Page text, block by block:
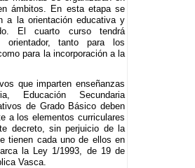
ámbitos. En esta etapa se
a la orientación educativa y
El cuarto curso tendrá
orientador, tanto para los
para la incorporación a la
que imparten enseñanzas
Educación Secundaria
de Grado Básico deben
a los elementos curriculares
decreto, sin perjuicio de la
tienen cada uno de ellos en
la Ley 1/1993, de 19 de
Vasca.